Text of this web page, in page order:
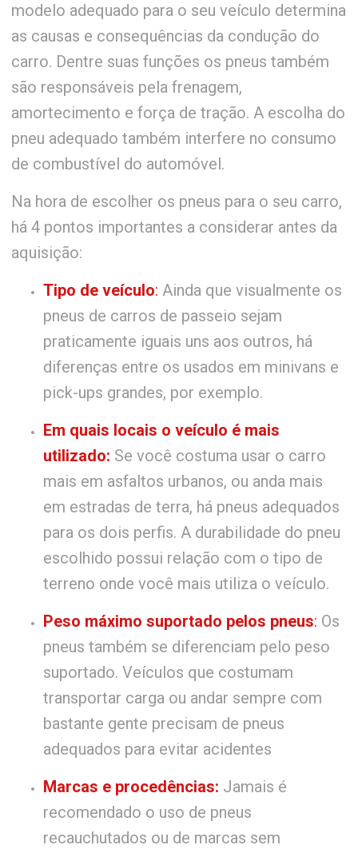
modelo adequado para o seu veículo determina
as causas e consequências da condução do
carro. Dentre suas funções os pneus também
são responsáveis pela frenagem,
amortecimento e força de tração. A escolha do
pneu adequado também interfere no consumo
de combustível do automóvel.
Na hora de escolher os pneus para o seu carro,
há 4 pontos importantes a considerar antes da
aquisição:
Tipo de veículo: Ainda que visualmente os
pneus de carros de passeio sejam
praticamente iguais uns aos outros, há
diferenças entre os usados em minivans e
pick-ups grandes, por exemplo.
Em quais locais o veículo é mais
utilizado: Se você costuma usar o carro
mais em asfaltos urbanos, ou anda mais
em estradas de terra, há pneus adequados
para os dois perfis. A durabilidade do pneu
escolhido possui relação com o tipo de
terreno onde você mais utiliza o veículo.
Peso máximo suportado pelos pneus: Os
pneus também se diferenciam pelo peso
suportado. Veículos que costumam
transportar carga ou andar sempre com
bastante gente precisam de pneus
adequados para evitar acidentes
Marcas e procedências: Jamais é
recomendado o uso de pneus
recauchutados ou de marcas sem